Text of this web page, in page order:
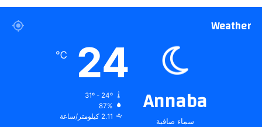
Weather
Annaba
سماء صافية
24
℃
31º - 24º
87%
2.11 كيلومتر/ساعة